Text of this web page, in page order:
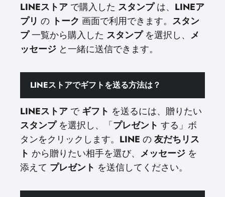
LINEストア で購入した スタンプは、 LINEア
プリ の トーク 画面で利用できます。 スタン
プ一覧から購入した スタンプを選択し、 メ
ッセージ と一緒に送信できます。
LINEストアでギフトを送る方法は？
LINEストア でギフト を送るには、贈りたい
スタンプを選択し、「プレゼント する」ボ
タンをクリックします。 LINE の友だちリス
ト から贈りたい相手を選び、 メッセージ を
添えて プレゼント を送信してください。